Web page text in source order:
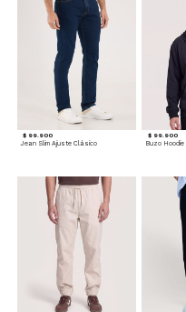
$ 99.900
Jean Slim Ajuste Clásico
$ 99.900